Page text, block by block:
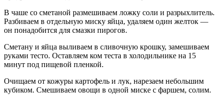
В чаше со сметаной размешиваем ложку соли и разрыхлитель.
Разбиваем в отдельную миску яйца, удаляем один желток —
он понадобится для смазки пирогов.
Сметану и яйца выливаем в сливочную крошку, замешиваем
руками тесто. Оставляем ком теста в холодильнике на 15
минут под пищевой пленкой.
Очищаем от кожуры картофель и лук, нарезаем небольшим
кубиком. Смешиваем овощи в одной миске с фаршем, солим.